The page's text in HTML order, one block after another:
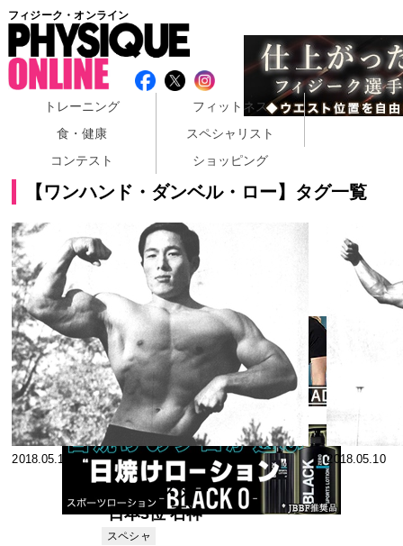
フィジーク・オンライン
トレーニング
フィットネス
食・健康
スペシャリスト
コンテスト
ショッピング
【ワンハンド・ダンベル・ロー】タグ一覧
2018.05.12
1971ミスター
日本3位 石神
日出喜選手の
スペシャ
2018.05.10